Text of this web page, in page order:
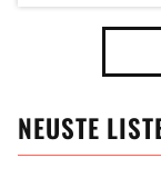
NEUSTE